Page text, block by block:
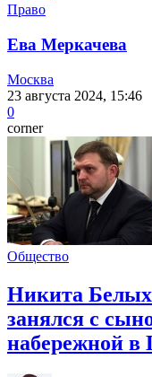
Право
Ева Меркачева
Москва
23 августа 2024, 15:46
0
corner
Общество
Никита Белых
занялся с
набережной в